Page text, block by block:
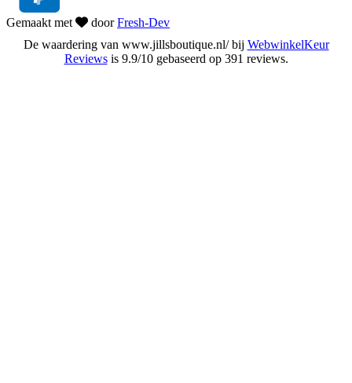
Gemaakt met doorFresh-Dev
De waardering van www.jillsboutique.nl/ bij WebwinkelKeur
Reviewsis 9.9/10 gebaseerd op 391 reviews.